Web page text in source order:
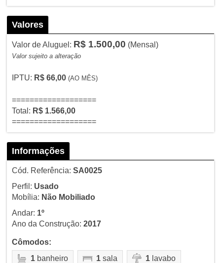
Valores
Valor de Aluguel: R$ 1.500,00 (Mensal)
Valor sujeito a alteração
IPTU: R$ 66,00 (AO MÊS)
===================
Total: R$ 1.566,00
===================
Informações
Cód. Referência: SA0025
Perfil: Usado
Mobília: Não Mobiliado
Andar: 1º
Ano da Construção: 2017
Cômodos:
1banheiro 1sala 1lavabo